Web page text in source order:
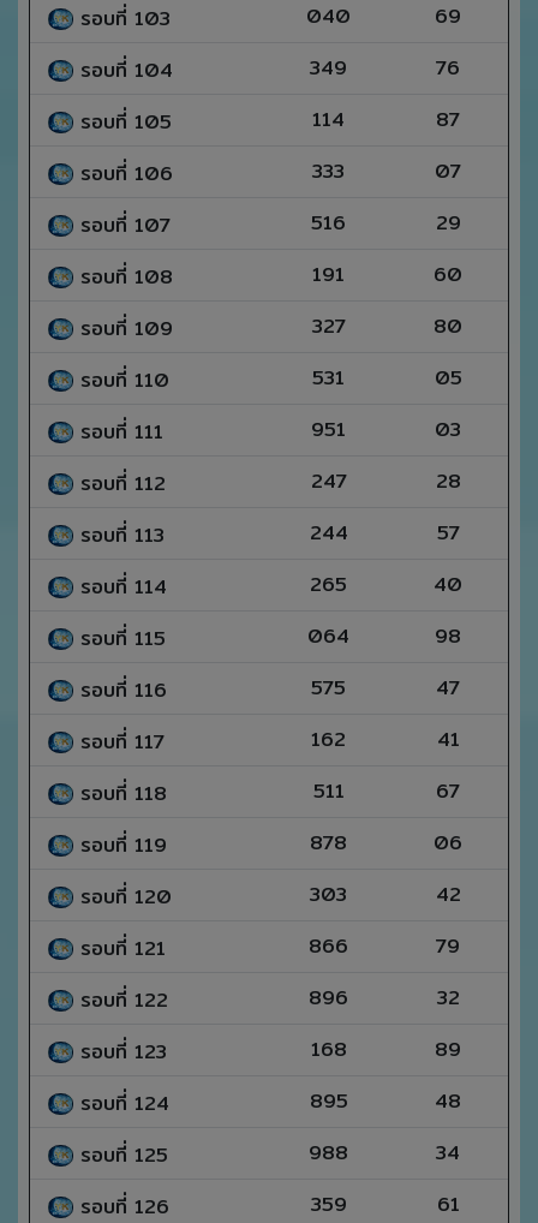
รอบที่ 103
040
69
รอบที่ 104
349
76
รอบที่ 105
114
87
รอบที่ 106
333
07
รอบที่ 107
516
29
รอบที่ 108
191
60
รอบที่ 109
327
80
รอบที่ 110
531
05
รอบที่ 111
951
03
รอบที่ 112
247
28
รอบที่ 113
244
57
รอบที่ 114
265
40
รอบที่ 115
064
98
รอบที่ 116
575
47
รอบที่ 117
162
41
รอบที่ 118
511
67
รอบที่ 119
878
06
รอบที่ 120
303
42
รอบที่ 121
866
79
รอบที่ 122
896
32
รอบที่ 123
168
89
รอบที่ 124
895
48
รอบที่ 125
988
34
รอบที่ 126
359
61